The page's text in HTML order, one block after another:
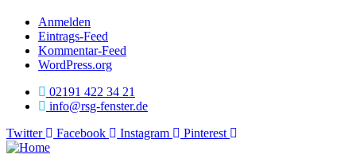
Anmelden
Eintrags-Feed
Kommentar-Feed
WordPress.org
02191 422 34 21
info@rsg-fenster.de
Twitter
Facebook Instagram Pinterest